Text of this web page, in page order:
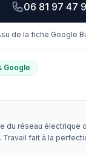
06 81 97 47
de la fiche Google
Google
du réseau électrique
fait à la